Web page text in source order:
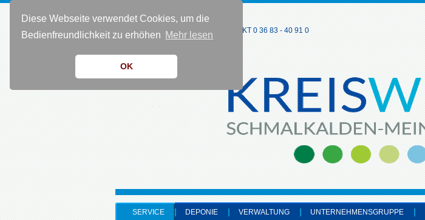
Diese Webseite verwendet Cookies, um die
Bedienfreundlichkeit zu erhöhen Mehr lesen
OK
KONTAKT 0 36 83 - 40 91 0
SERVICE DEPONIE VERWALTUNG UNTERNEHMENSGRUPPE